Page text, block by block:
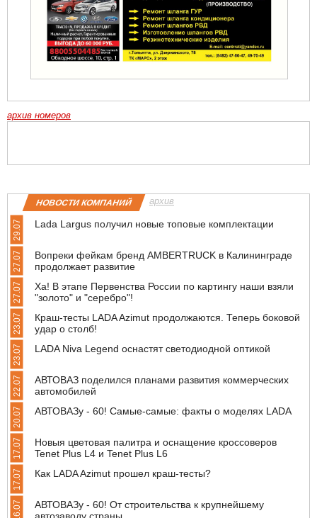
архив номеров
НОВОСТИ КОМПАНИЙ архив
29.07 Lada Largus получил новые топовые комплектации
27.07
Вопреки фейкам бренд AMBERTRUCK в Калининграде
продолжает развитие
27.07
Ха! В этапе Первенства России по картингу наши взяли
"золото" и "серебро"!
23.07
Краш-тесты LADA Azimut продолжаются. Теперь боковой
удар о столб!
23.07 LADA Niva Legend оснастят светодиодной оптикой
22.07
АВТОВАЗ поделился планами развития коммерческих
автомобилей
20.07 АВТОВАЗу - 60! Самые-самые: факты о моделях LADA
17.07
Новыя цветовая палитра и оснащение кроссоверов
Tenet Plus L4 и Tenet Plus L6
17.07 Как LADA Azimut прошел краш-тесты?
16.07
АВТОВАЗу - 60! От строительства к крупнейшему